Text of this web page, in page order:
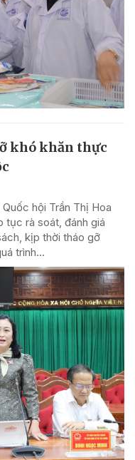
khó khăn thực
hội Trần Thị Hoa
tục rà soát, đánh giá
kịp thời tháo gỡ
trình...